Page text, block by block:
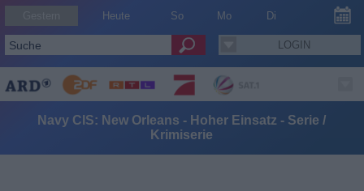
Heute So Mo Di
LOGIN
Navy CIS: New Orleans - Hoher Einsatz - Serie /
Krimiserie